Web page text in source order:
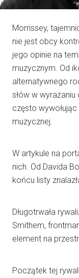
Morrissey,
nie jest obcy
jego opinie na
muzycznym. Od
alternatywnego
słów w
często
muzycznej.
W artykule na
nich. Od Davida
końcu listy
Długotrwała
Smithem,
element na
Początek tej